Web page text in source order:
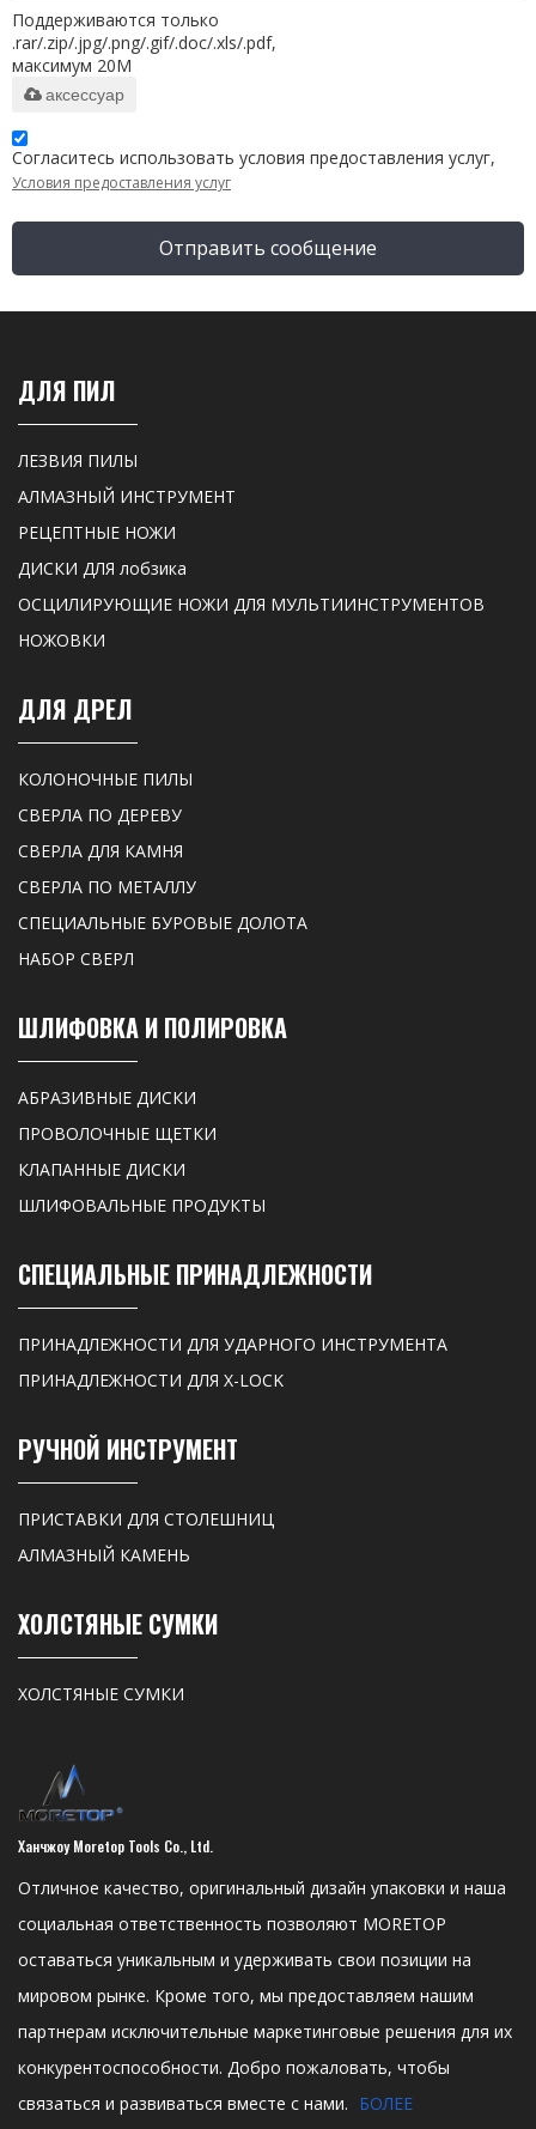
Поддерживаются только
.rar/.zip/.jpg/.png/.gif/.doc/.xls/.pdf,
максимум 20M
аксессуар
Согласитесь использовать условия предоставления услуг,
Условия предоставления услуг
Отправить сообщение
ДЛЯ ПИЛ
ЛЕЗВИЯ ПИЛЫ
АЛМАЗНЫЙ ИНСТРУМЕНТ
РЕЦЕПТНЫЕ НОЖИ
ДИСКИ ДЛЯ лобзика
ОСЦИЛИРУЮЩИЕ НОЖИ ДЛЯ МУЛЬТИИНСТРУМЕНТОВ
НОЖОВКИ
ДЛЯ ДРЕЛ
КОЛОНОЧНЫЕ ПИЛЫ
СВЕРЛА ПО ДЕРЕВУ
СВЕРЛА ДЛЯ КАМНЯ
СВЕРЛА ПО МЕТАЛЛУ
СПЕЦИАЛЬНЫЕ БУРОВЫЕ ДОЛОТА
НАБОР СВЕРЛ
ШЛИФОВКА И ПОЛИРОВКА
АБРАЗИВНЫЕ ДИСКИ
ПРОВОЛОЧНЫЕ ЩЕТКИ
КЛАПАННЫЕ ДИСКИ
ШЛИФОВАЛЬНЫЕ ПРОДУКТЫ
СПЕЦИАЛЬНЫЕ ПРИНАДЛЕЖНОСТИ
ПРИНАДЛЕЖНОСТИ ДЛЯ УДАРНОГО ИНСТРУМЕНТА
ПРИНАДЛЕЖНОСТИ ДЛЯ X-LOCK
РУЧНОЙ ИНСТРУМЕНТ
ПРИСТАВКИ ДЛЯ СТОЛЕШНИЦ
АЛМАЗНЫЙ КАМЕНЬ
ХОЛСТЯНЫЕ СУМКИ
ХОЛСТЯНЫЕ СУМКИ
Ханчжоу Moretop Tools Co., Ltd.
Отличное качество, оригинальный дизайн упаковки и наша
социальная ответственность позволяют MORETOP
оставаться уникальным и удерживать свои позиции на
мировом рынке. Кроме того, мы предоставляем нашим
партнерам исключительные маркетинговые решения для их
конкурентоспособности. Добро пожаловать, чтобы
связаться и развиваться вместе с нами. БОЛЕЕ